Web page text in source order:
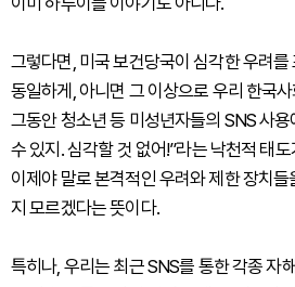
그렇다면, 미국 보건당국이 심각한 우려를
동일하게, 아니면 그 이상으로 우리 한국
그동안 청소년 등 미성년자들의 SNS 사
수 있지. 심각할 것 없어!”라는 낙천적 태
이제야 말로 본격적인 우려와 제한 장치
지 모르겠다는 뜻이다.
특히나, 우리는 최근 SNS를 통한 각종 자